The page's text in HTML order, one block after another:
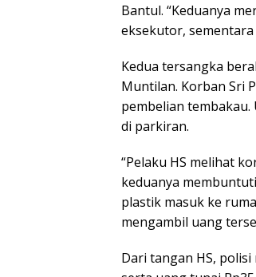
Bantul. “Keduanya
eksekutor,
Kedua tersangka
Muntilan. Korban Sri
pembelian
di parkiran.
“Pelaku HS melihat
keduanya
plastik masuk ke
mengambil uang
Dari tangan HS,